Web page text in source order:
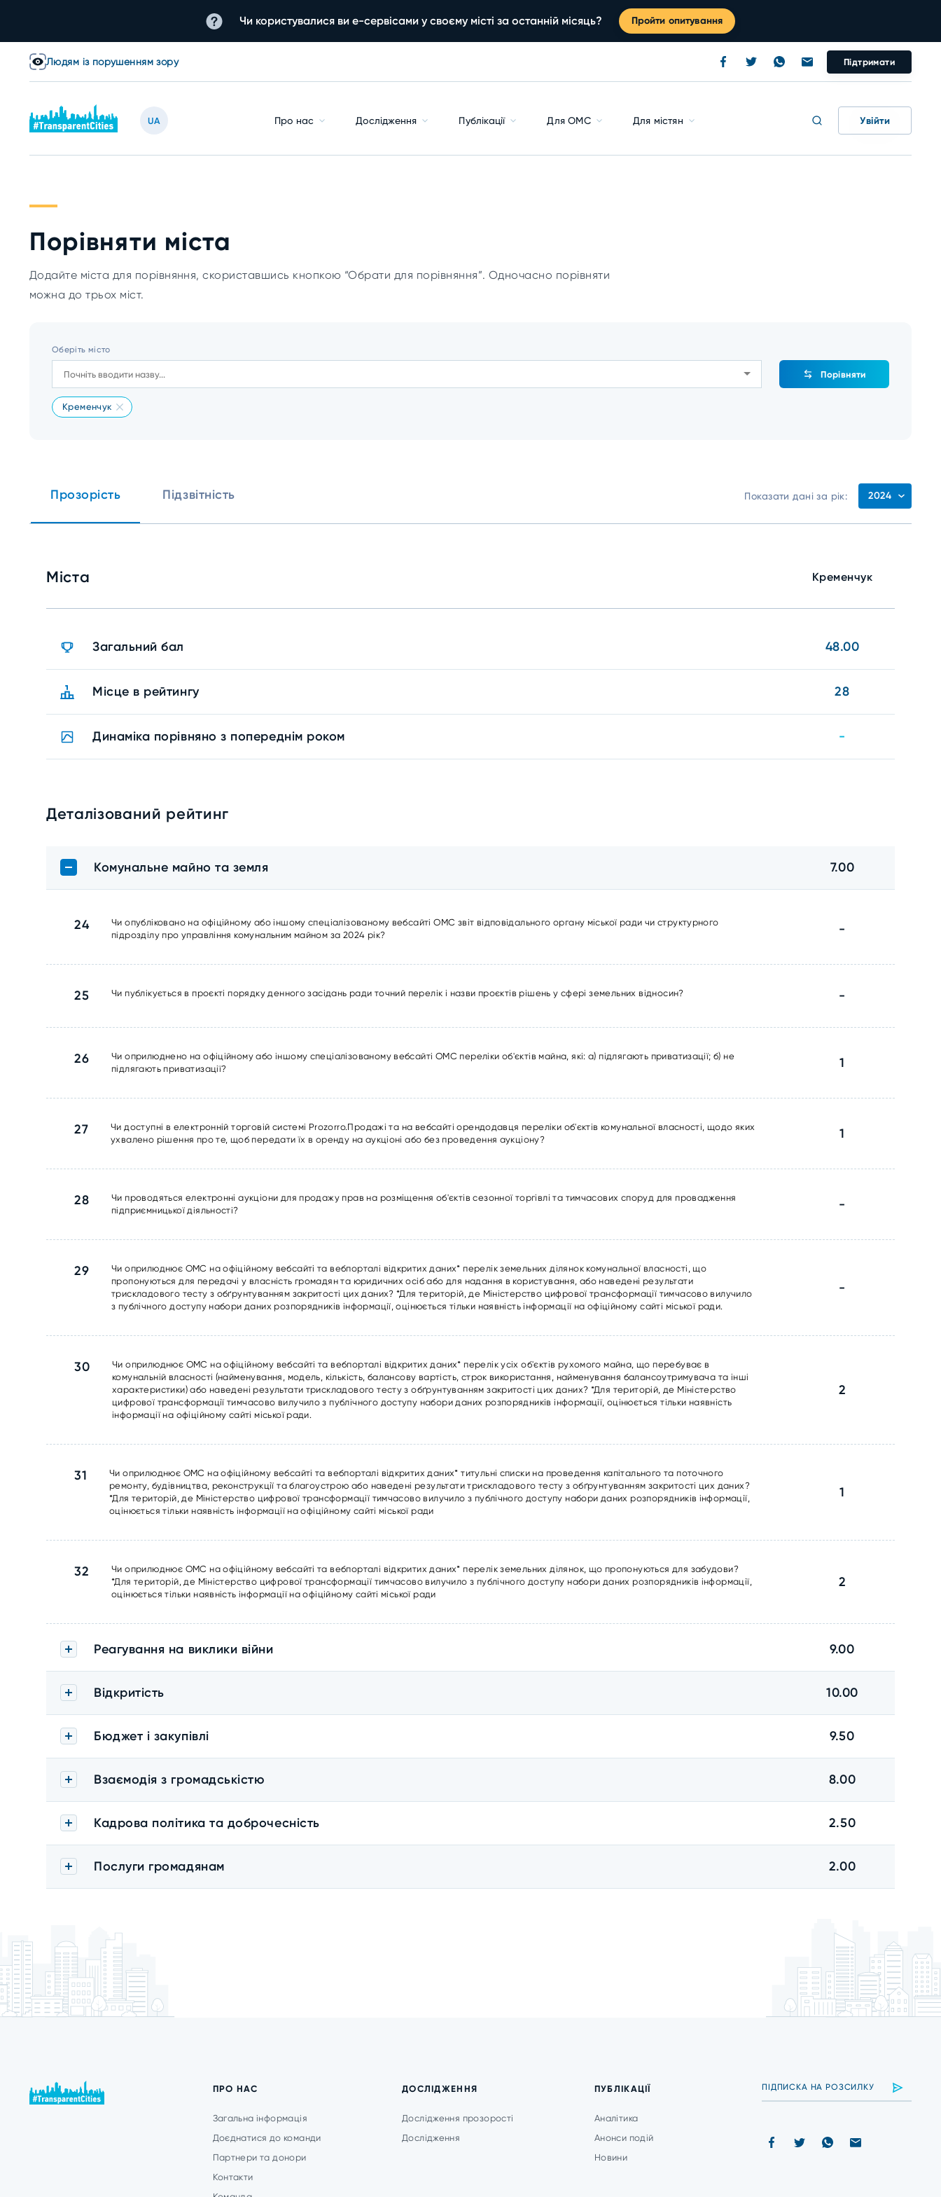
Чи користувалися ви е-сервісами у своєму місті за останній місяць? Пройти опитування
Людям із порушенням зору Підтримати
UA Про нас Дослідження Публікації Для ОМС Для містян Увійти
Порівняти міста
Додайте міста для порівняння, скориставшись кнопкою “Обрати для порівняння”. Одночасно порівняти
можна до трьох міст.
Оберіть місто
Кременчук
Порівняти
Прозорість Підзвітність Показати дані за рік: 2024
Міста Кременчук
Загальний бал 48.00
Місце в рейтингу 28
Динаміка порівняно з попереднім роком -
Деталізований рейтинг
Комунальне майно та земля 7.00
24
Чи опубліковано на офіційному або іншому спеціалізованому вебсайті ОМС звіт відповідального органу міської ради чи структурного
підрозділу про управління комунальним майном за 2024 рік?
-
25 Чи публікується в проєкті порядку денного засідань ради точний перелік і назви проєктів рішень у сфері земельних відносин? -
26
Чи оприлюднено на офіційному або іншому спеціалізованому вебсайті ОМС переліки об'єктів майна, які: а) підлягають приватизації; б) не
підлягають приватизації?
1
27
Чи доступні в електронній торговій системі Prozorro.Продажі та на вебсайті орендодавця переліки об'єктів комунальної власності, щодо яких
ухвалено рішення про те, щоб передати їх в оренду на аукціоні або без проведення аукціону?
1
28
Чи проводяться електронні аукціони для продажу прав на розміщення об'єктів сезонної торгівлі та тимчасових споруд для провадження
підприємницької діяльності?
-
29
Чи оприлюднює ОМС на офіційному вебсайті та вебпорталі відкритих даних* перелік земельних ділянок комунальної власності, що
пропонуються для передачі у власність громадян та юридичних осіб або для надання в користування, або наведені результати
трискладового тесту з обґрунтуванням закритості цих даних? *Для територій, де Міністерство цифрової трансформації тимчасово вилучило
з публічного доступу набори даних розпорядників інформації, оцінюється тільки наявність інформації на офіційному сайті міської ради.
-
30
Чи оприлюднює ОМС на офіційному вебсайті та вебпорталі відкритих даних* перелік усіх об'єктів рухомого майна, що перебуває в
комунальній власності (найменування, модель, кількість, балансову вартість, строк використання, найменування балансоутримувача та інші
характеристики) або наведені результати трискладового тесту з обґрунтуванням закритості цих даних? *Для територій, де Міністерство
цифрової трансформації тимчасово вилучило з публічного доступу набори даних розпорядників інформації, оцінюється тільки наявність
інформації на офіційному сайті міської ради.
2
31
Чи оприлюднює ОМС на офіційному вебсайті та вебпорталі відкритих даних* титульні списки на проведення капітального та поточного
ремонту, будівництва, реконструкції та благоустрою або наведені результати трискладового тесту з обґрунтуванням закритості цих даних?
*Для територій, де Міністерство цифрової трансформації тимчасово вилучило з публічного доступу набори даних розпорядників інформації,
оцінюється тільки наявність інформації на офіційному сайті міської ради
1
32
Чи оприлюднює ОМС на офіційному вебсайті та вебпорталі відкритих даних* перелік земельних ділянок, що пропонуються для забудови?
*Для територій, де Міністерство цифрової трансформації тимчасово вилучило з публічного доступу набори даних розпорядників інформації,
оцінюється тільки наявність інформації на офіційному сайті міської ради
2
Реагування на виклики війни 9.00
Відкритість 10.00
Бюджет і закупівлі 9.50
Взаємодія з громадськістю 8.00
Кадрова політика та доброчесність 2.50
Послуги громадянам 2.00
ПРО НАС
Загальна інформація
Доєднатися до команди
Партнери та донори
Контакти
ДОСЛІДЖЕННЯ
Дослідження прозорості
Дослідження
ПУБЛІКАЦІЇ
Аналітика
Анонси подій
Новини